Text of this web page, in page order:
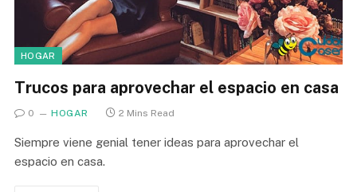
HOGAR
Trucos para aprovechar el espacio en casa
0 HOGAR 2 Mins Read
Siempre viene genial tener ideas para aprovechar el
espacio en casa.